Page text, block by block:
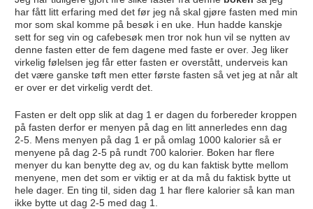
har fått litt erfaring med det før jeg nå skal gjøre fasten med min
mor som skal komme på besøk i en uke. Hun hadde kanskje
sett for seg vin og cafebesøk men tror nok hun vil se nytten av
denne fasten etter de fem dagene med faste er over. Jeg liker
virkelig følelsen jeg får etter fasten er overstått, underveis kan
det være ganske tøft men etter første fasten så vet jeg at når alt
er over er det virkelig verdt det.
Fasten er delt opp slik at dag 1 er dagen du forbereder kroppen
på fasten derfor er menyen på dag en litt annerledes enn dag
2-5. Mens menyen på dag 1 er på omlag 1000 kalorier så er
menyene på dag 2-5 på rundt 700 kalorier. Boken har flere
menyer du kan benytte deg av, og du kan faktisk bytte mellom
menyene, men det som er viktig er at da må du faktisk bytte ut
hele dager. En ting til, siden dag 1 har flere kalorier så kan man
ikke bytte ut dag 2-5 med dag 1.